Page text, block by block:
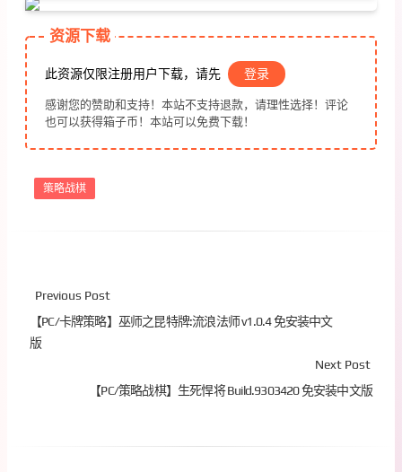
资源下载
此资源仅限注册用户下载，请先 登录
感谢您的赞助和支持！本站不支持退款，请理性选择！评论
也可以获得箱子币！本站可以免费下载！
策略战棋
Previous Post
【PC/卡牌策略】巫师之昆特牌:流浪法师 v1.0.4 免安装中文
版
Next Post
【PC/策略战棋】生死悍将 Build.9303420 免安装中文版